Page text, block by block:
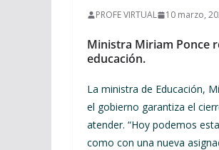
PROFE VIRTUAL 10 marzo,
Ministra Miriam Ponce
educación.
La ministra de Educación,
el gobierno garantiza el
atender. “Hoy podemos
como con una nueva